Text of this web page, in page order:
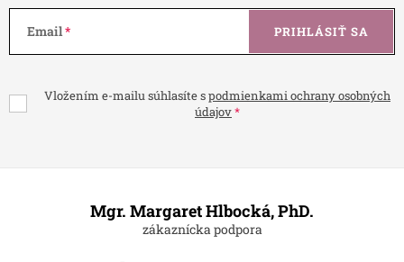
Email
Vložením e-mailu súhlasíte spodmienkami ochrany osobných
údajov
PRIHLÁSIŤ SA
Mgr. Margaret Hlbocká, PhD.